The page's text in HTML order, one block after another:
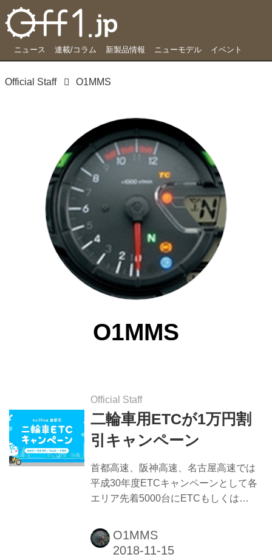
ニュース 連載/コラム 新製品情報 ニューモデル イベント
Official Staff O1MMS
O1MMS
Official Staff
二輪車用ETCが1万円割
引キャンペーン
首都高速、阪神高速、名古屋高速では
平成30年度ETCキャンペーンとして各
エリア先着5000台にETCもしくは
ャンペーンを実施します。 各助成地域
内のキャンペーン取扱店にて、店頭で
O1MMS